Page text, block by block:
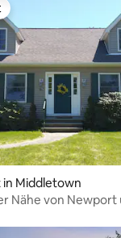
Middletown
Nähe von